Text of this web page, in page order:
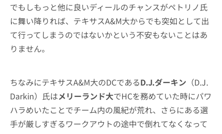
でもしもっと他に良いディールのチャンスがペトリノ氏
に舞い降りれば、テキサスA&M大からでも突如として出
て行ってしまうのではないかという不安もないことはあ
りません。
ちなみにテキサスA&M大のDCであるD.J.ダーキン （D.J.
Darkin）氏はメリーランド大でHCを務めていた時にパワ
ハラめいたことでチーム内の風紀が荒れ、さらにある選
手が厳しすぎるワークアウトの途中で倒れてなくなって